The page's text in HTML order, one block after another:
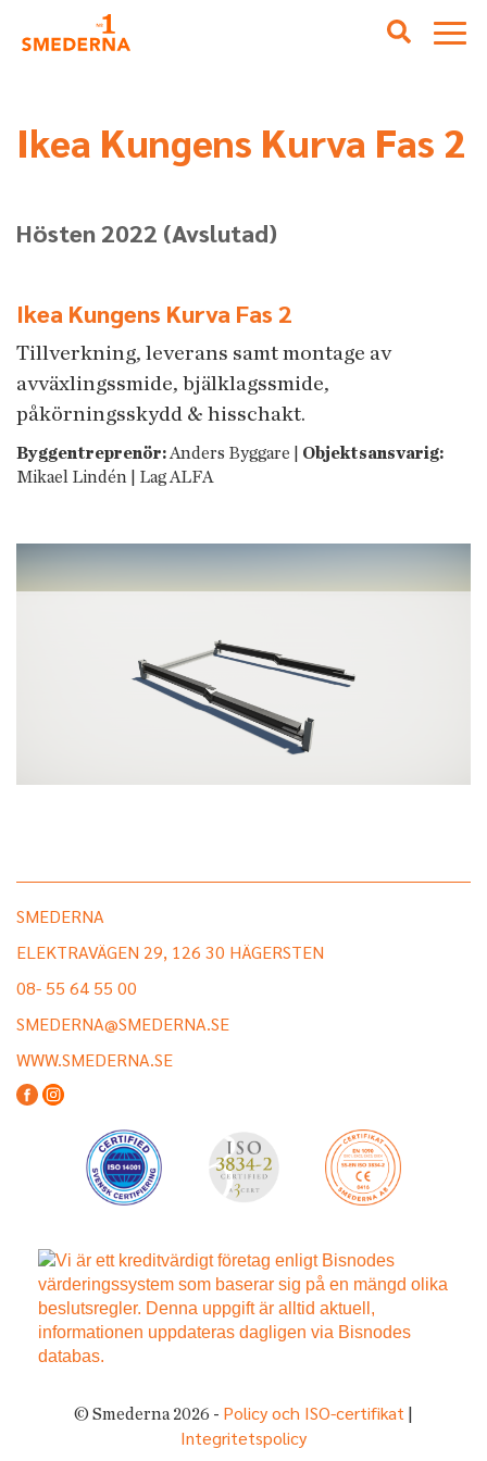
Ikea Kungens Kurva Fas 2
Hösten 2022 (Avslutad)
Ikea Kungens Kurva Fas 2
Tillverkning, leverans samt montage av
avväxlingssmide, bjälklagssmide,
påkörningsskydd & hisschakt.
Byggentreprenör: Anders Byggare | Objektsansvarig:
Mikael Lindén | Lag ALFA
SMEDERNA
ELEKTRAVÄGEN 29, 126 30 HÄGERSTEN
08- 55 64 55 00
SMEDERNA@SMEDERNA.SE
WWW.SMEDERNA.SE
© Smederna 2026 - Policy och ISO-certifikat
Integritetspolicy